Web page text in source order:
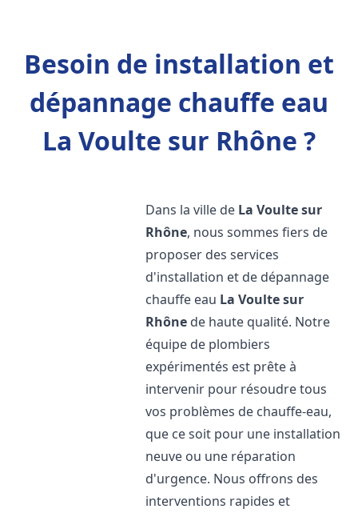
Besoin de installation et
dépannage chauffe eau
La Voulte sur Rhône ?
Dans la ville de La Voulte sur
Rhône, nous sommes fiers de
proposer des services
d'installation et de dépannage
chauffe eau La Voulte sur
Rhône de haute qualité. Notre
équipe de plombiers
expérimentés est prête à
intervenir pour résoudre tous
vos problèmes de chauffe-eau,
que ce soit pour une installation
neuve ou une réparation
d'urgence. Nous offrons des
interventions rapides et